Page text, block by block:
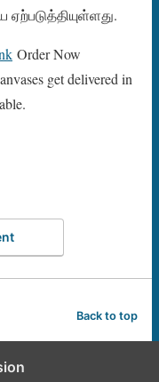
Order Now
get delivered in
Back to top